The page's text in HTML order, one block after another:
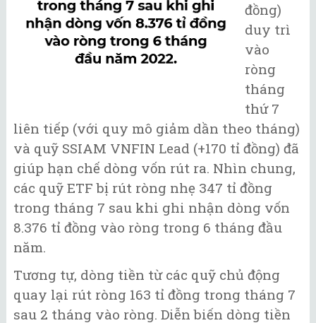
đồng)
duy trì
vào
ròng
tháng
thứ 7
liên tiếp (với quy mô giảm dần theo tháng)
và quỹ SSIAM VNFIN Lead (+170 tỉ đồng) đã
giúp hạn chế dòng vốn rút ra. Nhìn chung,
các quỹ ETF bị rút ròng nhẹ 347 tỉ đồng
trong tháng 7 sau khi ghi nhận dòng vốn
8.376 tỉ đồng vào ròng trong 6 tháng đầu
năm.
Tương tự, dòng tiền từ các quỹ chủ động
quay lại rút ròng 163 tỉ đồng trong tháng 7
sau 2 tháng vào ròng. Diễn biến dòng tiền